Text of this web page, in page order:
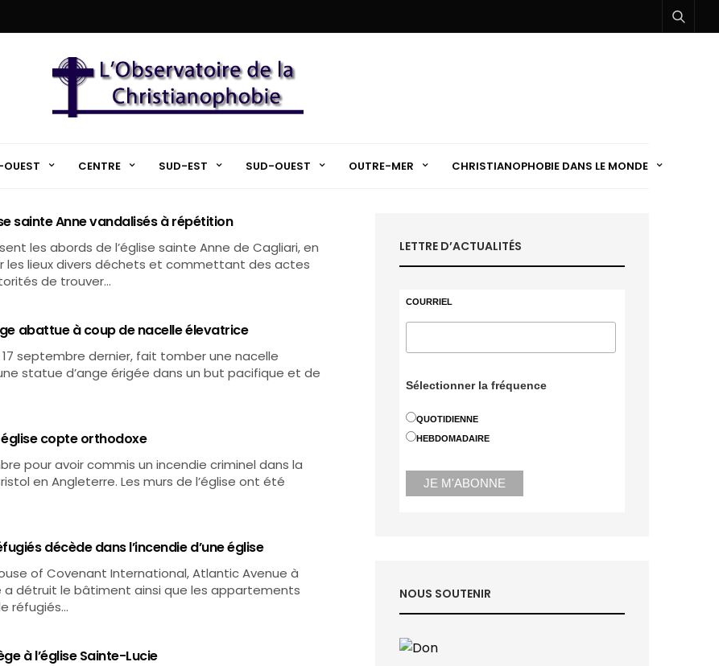
CENTRE SUD-EST SUD-OUEST OUTRE-MER CHRISTIANOPHOBIE DANS LE MONDE
sainte Anne vandalisés à répétition
les abords de l’église sainte Anne de Cagliari, en
les lieux divers déchets et commettant des actes
de trouver…
abattue à coup de nacelle élevatrice
septembre dernier, fait tomber une nacelle
statue d’ange érigée dans un but pacifique et de
église copte orthodoxe
pour avoir commis un incendie criminel dans la
en Angleterre. Les murs de l’église ont été
décède dans l’incendie d’une église
of Covenant International, Atlantic Avenue à
a détruit le bâtiment ainsi que les appartements
réfugiés…
à l’église Sainte-Lucie
LETTRE D’ACTUALITÉS
COURRIEL
Sélectionner la fréquence
QUOTIDIENNE
HEBDOMADAIRE
NOUS SOUTENIR